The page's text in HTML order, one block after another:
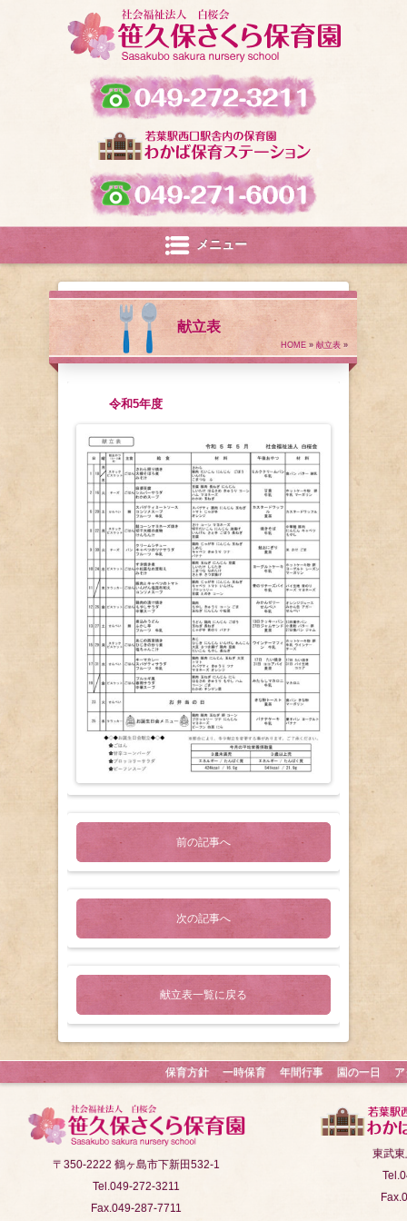
メニュー
献立表
HOME »献立表 »
令和5年度
前の記事へ
次の記事へ
献立表一覧に戻る
保育方針 一時保育 年間行事 園の一日
〒350-2222 鶴ヶ島市下新田532-1
Tel.049-272-3211
Fax.049-287-7711
東武